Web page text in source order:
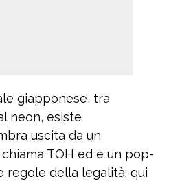
giapponese, tra
neon, esiste
uscita da un
TOH ed è un pop-
regole della legalità: qui